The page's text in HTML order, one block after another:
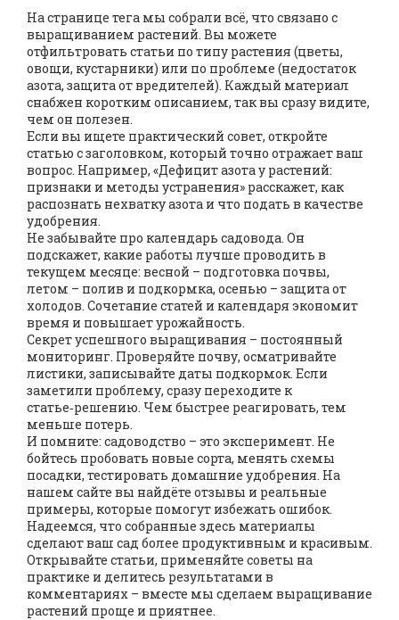
На странице тега мы собрали всё, что связано с
выращиванием растений. Вы можете
отфильтровать статьи по типу растения (цветы,
овощи, кустарники) или по проблеме (недостаток
азота, защита от вредителей). Каждый материал
снабжен коротким описанием, так вы сразу видите,
чем он полезен.
Если вы ищете практический совет, откройте
статью с заголовком, который точно отражает ваш
вопрос. Например, «Дефицит азота у растений:
признаки и методы устранения» расскажет, как
распознать нехватку азота и что подать в качестве
удобрения.
Не забывайте про календарь садовода. Он
подскажет, какие работы лучше проводить в
текущем месяце: весной – подготовка почвы,
летом – полив и подкормка, осенью – защита от
холодов. Сочетание статей и календаря экономит
время и повышает урожайность.
Секрет успешного выращивания – постоянный
мониторинг. Проверяйте почву, осматривайте
листики, записывайте даты подкормок. Если
заметили проблему, сразу переходите к
статье‑решению. Чем быстрее реагировать, тем
меньше потерь.
И помните: садоводство – это эксперимент. Не
бойтесь пробовать новые сорта, менять схемы
посадки, тестировать домашние удобрения. На
нашем сайте вы найдёте отзывы и реальные
примеры, которые помогут избежать ошибок.
Надеемся, что собранные здесь материалы
сделают ваш сад более продуктивным и красивым.
Открывайте статьи, применяйте советы на
практике и делитесь результатами в
комментариях – вместе мы сделаем выращивание
растений проще и приятнее.